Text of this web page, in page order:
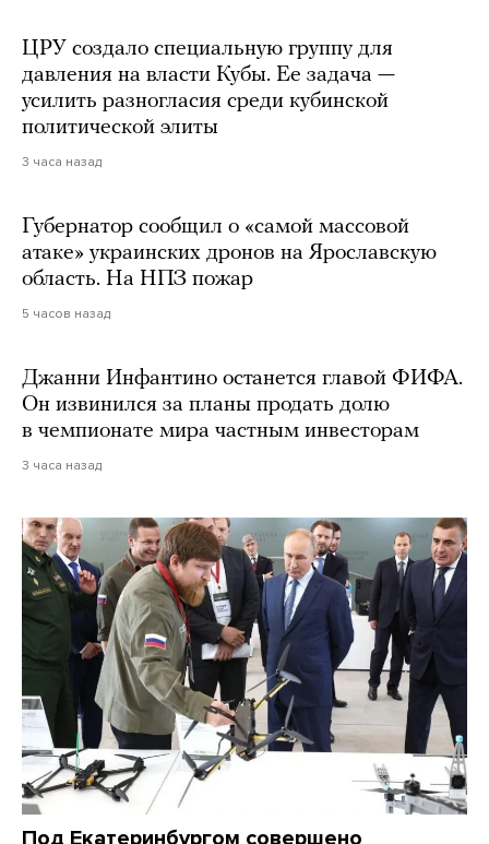
ЦРУ создало специальную группу для
давления на власти Кубы. Ее задача —
усилить разногласия среди кубинской
политической элиты
3 часа назад
Губернатор сообщил о «самой массовой
атаке» украинских дронов на Ярославскую
область. На НПЗ пожар
5 часов назад
Джанни Инфантино останется главой ФИФА.
Он извинился за планы продать долю
в чемпионате мира частным инвесторам
3 часа назад